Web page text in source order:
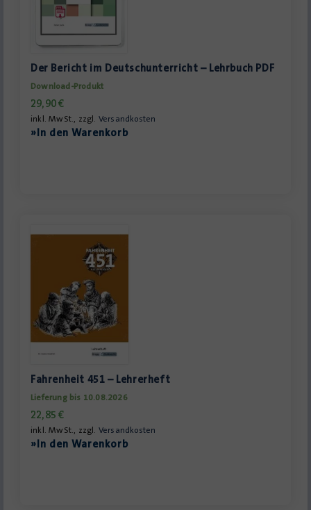
Der Bericht im Deutschunterricht – Lehrbuch PDF
Download-Produkt
29,90€
inkl. MwSt., zzgl. Versandkosten
»In den Warenkorb
Fahrenheit 451 – Lehrerheft
Lieferung bis 10.08.2026
22,85€
inkl. MwSt., zzgl. Versandkosten
»In den Warenkorb